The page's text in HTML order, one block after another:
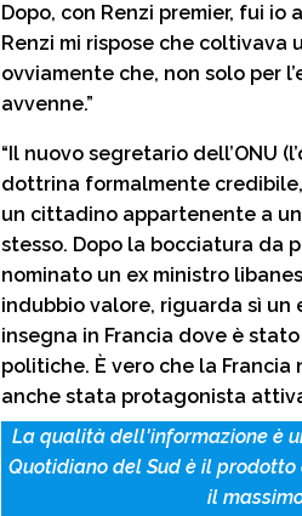
Dopo, con Renzi premier, fui
Renzi mi rispose che coltivava
ovviamente che, non solo per
avvenne.”
“Il nuovo segretario dell’ONU
dottrina formalmente
un cittadino appartenente a
stesso. Dopo la bocciatura da
nominato un ex ministro
indubbio valore, riguarda sì un
insegna in Francia dove è
politiche. È vero che la
anche stata protagonista
La qualità dell'informazione è
Quotidiano del Sud è il
il